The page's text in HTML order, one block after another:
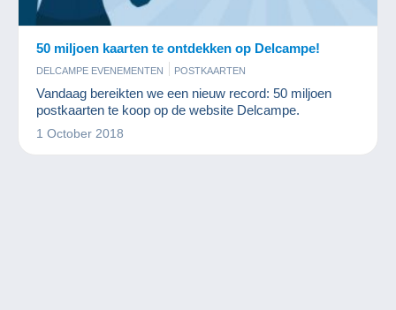
50 miljoen kaarten te ontdekken op Delcampe!
DELCAMPE EVENEMENTEN POSTKAARTEN
Vandaag bereikten we een nieuw record: 50 miljoen
postkaarten te koop op de website Delcampe.
1 October 2018